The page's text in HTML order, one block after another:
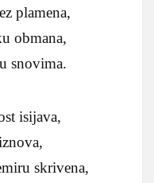
plamena,
obmana,
snovima.
isijava,
skrivena,